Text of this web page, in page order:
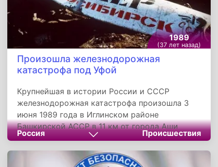
1989
(37 лет назад)
Произошла железнодорожная
катастрофа под Уфой
Крупнейшая в истории России и СССР
железнодорожная катастрофа произошла 3
июня 1989 года в Иглинском районе
Башкирской АССР в 11 км от города Аши
Челябинской области на перегоне Аша - Улу-
Теляк. В результате трагедии погибли 575
человек, по другим данным 645, 181 из них
Россия Происшествия